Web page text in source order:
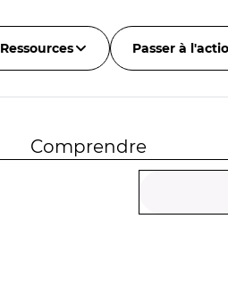
Ressources Passer à
Comprendre